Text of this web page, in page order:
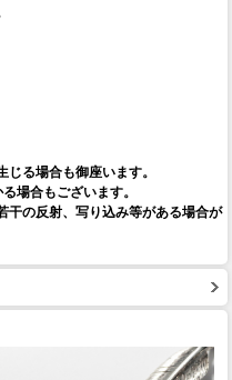
る場合も御座います。
場合もございます。
干の反射、写り込み等がある場合が